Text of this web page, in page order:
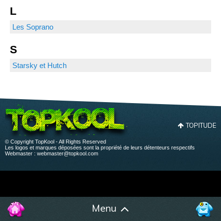
Menu
L
Les Soprano
S
Starsky et Hutch
TOPITUDE
© Copyright TopKool - All Rights Reserved
Les logos et marques déposées sont la propriété de leurs détenteurs respectifs
Webmaster : webmaster@topkool.com